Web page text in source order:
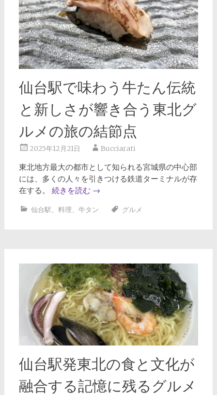
仙台駅で味わう牛たん伝統
と新しさが響き合う東北グ
ルメの旅の結節点
2025年12月21日 Bucciarati
東北地方最大の都市として知られる宮城県の中心部
には、多くの人々を引きつける鉄道ターミナルが存
在する。 続きを読む →
仙台駅、 料理、 牛タン グルメ
仙台駅発東北の食と文化が
融合する記憶に残るグルメ